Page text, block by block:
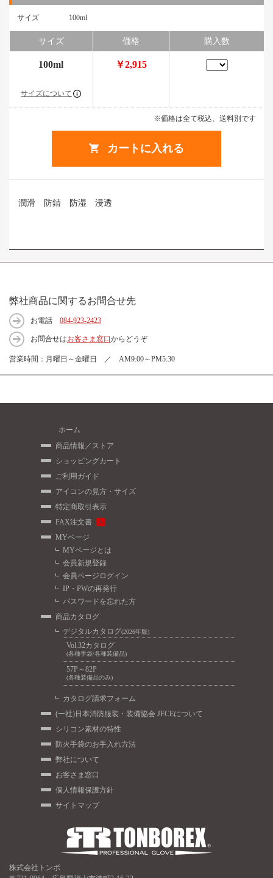
サイズ 100ml
サイズ 価格 購入数
100ml ￥2,915
サイズについて
※価格は全て税込、送料別です
カートに入れる
潤滑 防錆 防湿 浸透
弊社商品に関するお問合せ先
お電話 084-923-2423
お問合せはお客さま窓口からどうぞ
営業時間：月曜日～金曜日 ／ AM9:00～PM5:30
ホーム
商品情報／ストア
ショッピングカート
ご利用ガイド
アイコンの見方・サイズ
特定商取引表示
FAX注文書
MYページ
MYページとは
会員新規登録
会員ページログイン
IP・PWの再発行
パスワードを忘れた方
商品カタログ
デジタルカタログ(2026年版)
Vol.32カタログ
(各種手袋/各種装備品)
57P～82P
(各種装備品のみ)
カタログ請求フォーム
(一社)日本消防服装・装備協会 JFCEについて
シリコン素材の特性
防火手袋のお手入れ方法
弊社について
お客さま窓口
個人情報保護方針
サイトマップ
株式会社トンボ